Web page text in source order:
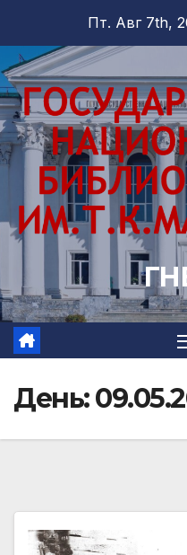
содержимому
Пт. Авг 7th,
День: